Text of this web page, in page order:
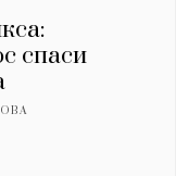
спаси